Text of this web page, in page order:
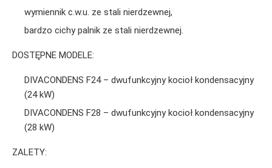
wymiennik c.w.u. ze stali nierdzewnej,
bardzo cichy palnik ze stali nierdzewnej.
DOSTĘPNE MODELE:
DIVACONDENS F24 – dwufunkcyjny kocioł kondensacyjny
(24 kW)
DIVACONDENS F28 – dwufunkcyjny kocioł kondensacyjny
(28 kW)
ZALETY: